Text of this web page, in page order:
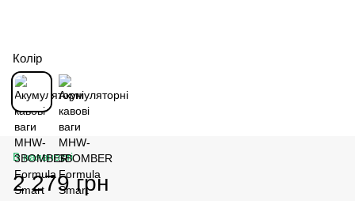
Колір
В наявності
2 279 грн